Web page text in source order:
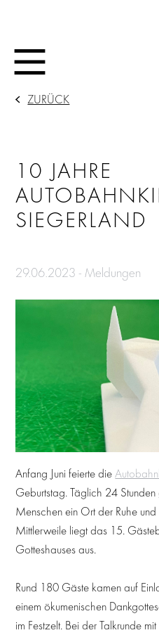
ZURÜCK
10 JAHRE
SIEGERLAND
29.06.2023 - Meldungen
Anfang Juni feierte die
Geburtstag. Täglich 24 Stunden
Menschen ein Ort der Ruhe
Mittlerweile liegt das 15.
Gotteshauses aus.
Rund 180 Gäste kamen auf
einem ökumenischen
im Festzelt. Bei der Talkrunde